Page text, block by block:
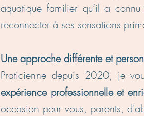
aquatique familier qu’il a
reconnecter à ses sensations
Une approche différente et
Praticienne depuis 2020, je
expérience professionnelle et
occasion pour vous, parents,